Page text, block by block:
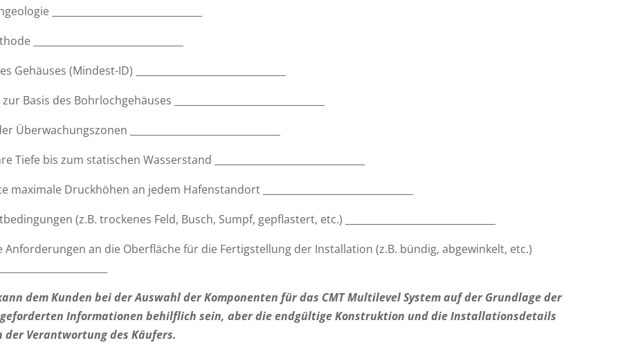
_______________________________
_______________________________
Gehäuses (Mindest-ID) _______________________________
Basis des Bohrlochgehäuses _______________________________
Überwachungszonen _______________________________
Tiefe bis zum statischen Wasserstand _______________________________
maximale Druckhöhen an jedem Hafenstandort _______________________________
(z.B. trockenes Feld, Busch, Sumpf, gepflastert, etc.) _______________________________
Anforderungen an die Oberfläche für die Fertigstellung der Installation (z.B. bündig, abgewinkelt, etc.)
dem Kunden bei der Auswahl der Komponenten für das CMT Multilevel System auf der Grundlage der
Informationen behilflich sein, aber die endgültige Konstruktion und die Installationsdetails
der Verantwortung des Käufers.